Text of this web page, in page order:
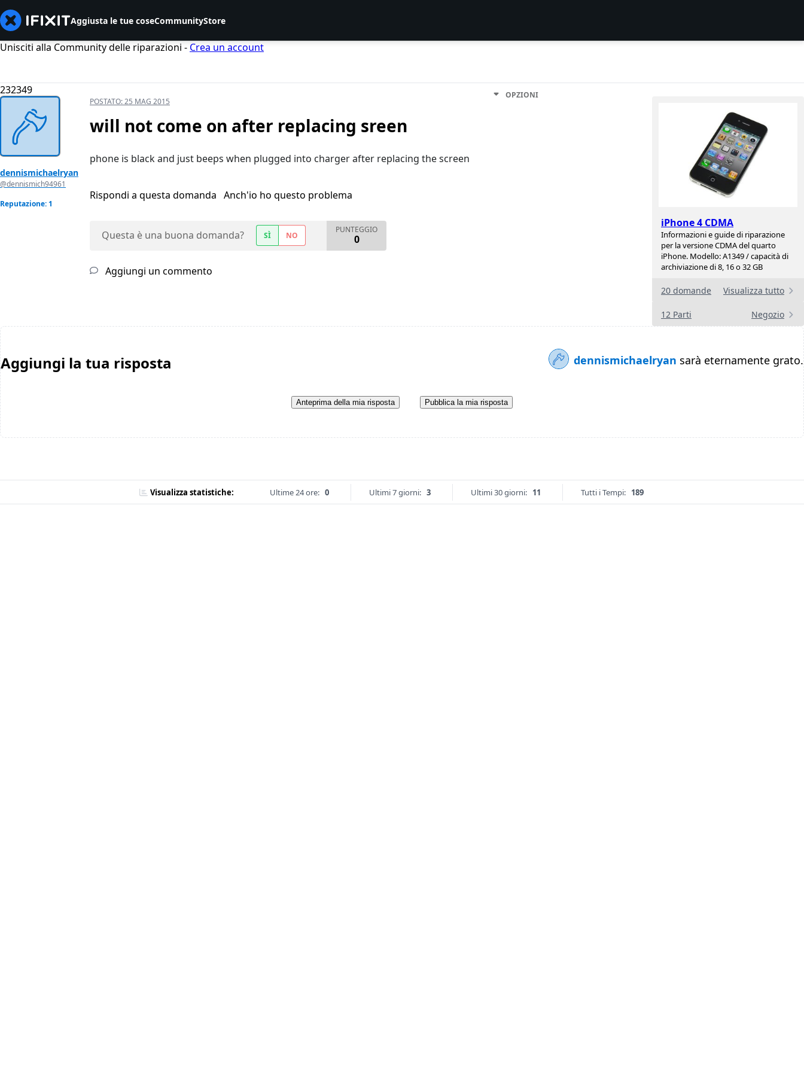
Aggiusta le tue coseCommunityStore
Unisciti alla Community delle riparazioni - Crea un account
232349
iPhone 4 CDMA
Informazioni e guide di riparazione
per la versione CDMA del quarto
iPhone. Modello: A1349 / capacità di
archiviazione di 8, 16 o 32 GB
20 domande Visualizza tutto
12 Parti Negozio
dennismichaelryan
@dennismich94961
Reputazione: 1
POSTATO:25 MAG 2015
OPZIONI
will not come on after replacing sreen
phone is black and just beeps when plugged into charger after replacing the screen
Rispondi a questa domanda Anch'io ho questo problema
Questa è una buona domanda? SÌ NO
PUNTEGGIO
0
Aggiungi un commento
Aggiungi la tua risposta dennismichaelryan sarà eternamente grato.
Anteprima della mia risposta Pubblica la mia risposta
Visualizza statistiche: Ultime 24 ore: 0 Ultimi 7 giorni: 3 Ultimi 30 giorni: 11 Tutti i Tempi: 189